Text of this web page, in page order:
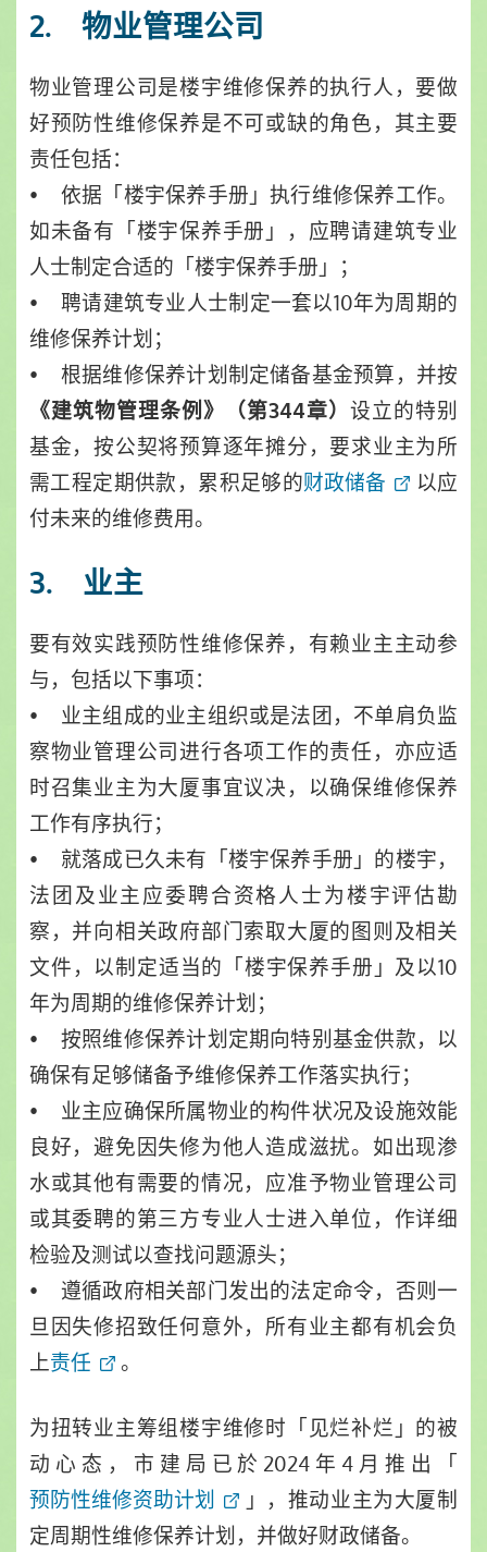
2. 物业管理公司
物业管理公司是楼宇维修保养的执行人，要做
好预防性维修保养是不可或缺的角色，其主要
责任包括：
• 依据「楼宇保养手册」执行维修保养工作。
如未备有「楼宇保养手册」，应聘请建筑专业
人士制定合适的「楼宇保养手册」；
• 聘请建筑专业人士制定一套以10年为周期的
维修保养计划；
• 根据维修保养计划制定储备基金预算，并按
《建筑物管理条例》（第344章） 设立的特别
基金，按公契将预算逐年摊分，要求业主为所
需工程定期供款，累积足够的财政储备
以应
付未来的维修费用。
3. 业主
要有效实践预防性维修保养，有赖业主主动参
与，包括以下事项：
• 业主组成的业主组织或是法团，不单肩负监
察物业管理公司进行各项工作的责任，亦应适
时召集业主为大厦事宜议决，以确保维修保养
工作有序执行；
• 就落成已久未有「楼宇保养手册」的楼宇，
法团及业主应委聘合资格人士为楼宇评估勘
察，并向相关政府部门索取大厦的图则及相关
文件，以制定适当的「楼宇保养手册」及以10
年为周期的维修保养计划；
• 按照维修保养计划定期向特别基金供款，以
确保有足够储备予维修保养工作落实执行；
• 业主应确保所属物业的构件状况及设施效能
良好，避免因失修为他人造成滋扰。如出现渗
水或其他有需要的情况，应准予物业管理公司
或其委聘的第三方专业人士进入单位，作详细
检验及测试以查找问题源头；
• 遵循政府相关部门发出的法定命令，否则一
旦因失修招致任何意外，所有业主都有机会负
上责任 。
为扭转业主筹组楼宇维修时「见烂补烂」的被
动心态，市建局已於2024年4月推出「
预防性维修资助计划
」，推动业主为大厦制
定周期性维修保养计划，并做好财政储备。